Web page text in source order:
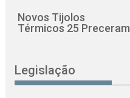
Novos Tijolos
Térmicos 25 Preceram
Legislação